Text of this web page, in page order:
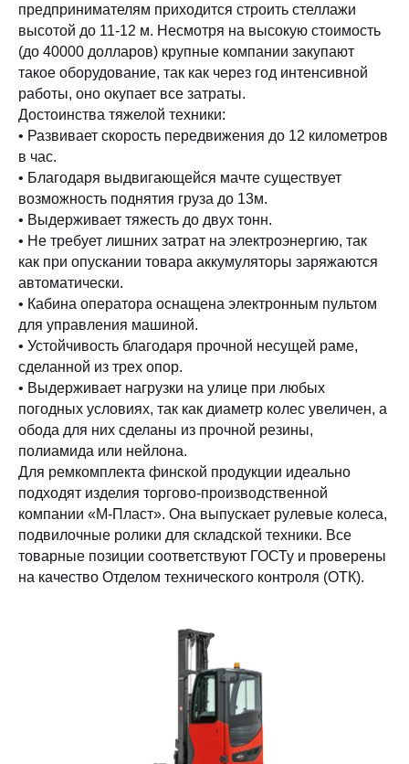
предпринимателям приходится строить стеллажи
высотой до 11-12 м. Несмотря на высокую стоимость
(до 40000 долларов) крупные компании закупают
такое оборудование, так как через год интенсивной
работы, оно окупает все затраты.
Достоинства тяжелой техники:
• Развивает скорость передвижения до 12 километров
в час.
• Благодаря выдвигающейся мачте существует
возможность поднятия груза до 13м.
• Выдерживает тяжесть до двух тонн.
• Не требует лишних затрат на электроэнергию, так
как при опускании товара аккумуляторы заряжаются
автоматически.
• Кабина оператора оснащена электронным пультом
для управления машиной.
• Устойчивость благодаря прочной несущей раме,
сделанной из трех опор.
• Выдерживает нагрузки на улице при любых
погодных условиях, так как диаметр колес увеличен, а
обода для них сделаны из прочной резины,
полиамида или нейлона.
Для ремкомплекта финской продукции идеально
подходят изделия торгово-производственной
компании «М-Пласт». Она выпускает рулевые колеса,
подвилочные ролики для складской техники. Все
товарные позиции соответствуют ГОСТу и проверены
на качество Отделом технического контроля (ОТК).